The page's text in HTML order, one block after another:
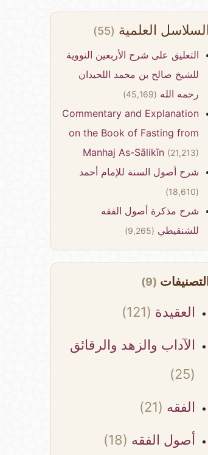
السلاسل العلمية (55)
التعليق على شرح الأربعين النووية
للشيخ صالح بن محمد اللحيدان
رحمه الله (45,169)
Commentary and Explanation
on the Book of Fasting from
Manhaj As-Sālikīn (21,213)
شرح أصول السنة للإمام أحمد
(18,610)
شرح مذكرة أصول الفقه
للشنقيطي (9,265)
التصنيفات (9)
العقيدة (121)
الآداب والزهد والرقائق
(25)
الفقه (21)
أصول الفقه (18)